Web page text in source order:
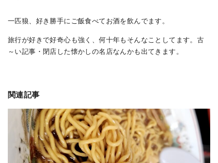
一匹狼、好き勝手にご飯食べてお酒を飲んでます。
旅行が好きで好奇心も強く、何十年もそんなことしてます。古
～い記事・閉店した懐かしの名店なんかも出てきます。
関連記事